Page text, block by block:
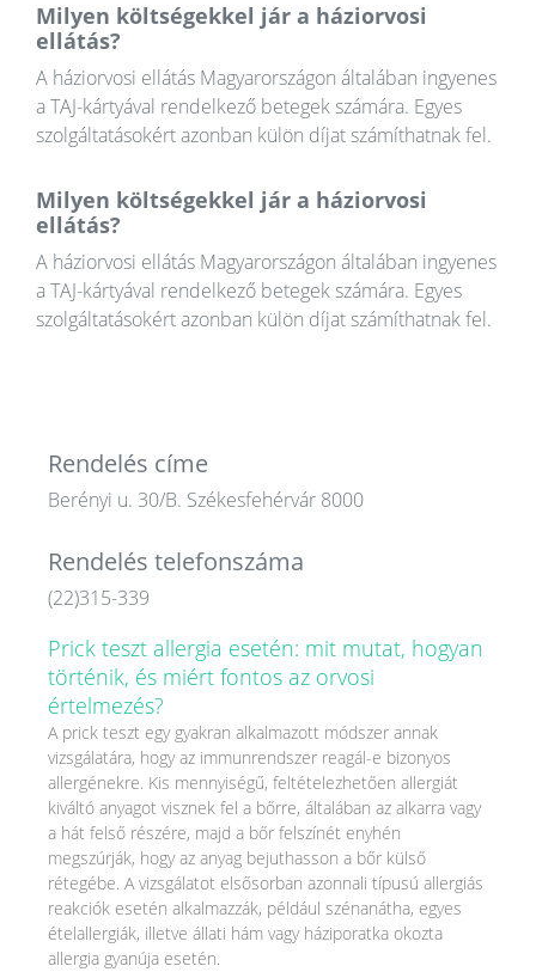
Milyen költségekkel jár a háziorvosi
ellátás?
A háziorvosi ellátás Magyarországon általában ingyenes
a TAJ-kártyával rendelkező betegek számára. Egyes
szolgáltatásokért azonban külön díjat számíthatnak fel.
Milyen költségekkel jár a háziorvosi
ellátás?
A háziorvosi ellátás Magyarországon általában ingyenes
a TAJ-kártyával rendelkező betegek számára. Egyes
szolgáltatásokért azonban külön díjat számíthatnak fel.
Rendelés címe
Berényi u. 30/B. Székesfehérvár 8000
Rendelés telefonszáma
(22)315-339
Prick teszt allergia esetén: mit mutat, hogyan
történik, és miért fontos az orvosi
értelmezés?
A prick teszt egy gyakran alkalmazott módszer annak
vizsgálatára, hogy az immunrendszer reagál-e bizonyos
allergénekre. Kis mennyiségű, feltételezhetően allergiát
kiváltó anyagot visznek fel a bőrre, általában az alkarra vagy
a hát felső részére, majd a bőr felszínét enyhén
megszúrják, hogy az anyag bejuthasson a bőr külső
rétegébe. A vizsgálatot elsősorban azonnali típusú allergiás
reakciók esetén alkalmazzák, például szénanátha, egyes
ételallergiák, illetve állati hám vagy háziporatka okozta
allergia gyanúja esetén.